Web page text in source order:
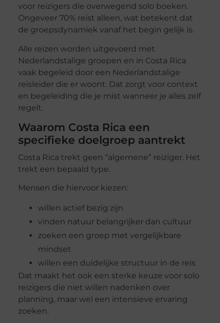
voor reizigers die overwegend solo boeken.
Ongeveer 70% reist alleen, wat betekent dat
de groepsdynamiek vanaf het begin gelijk is.
Alle reizen worden uitgevoerd met
Nederlandstalige groepen en in Costa Rica
vaak begeleid door een Nederlandstalige
reisleider die er woont. Dat zorgt voor context
en begeleiding die je mist wanneer je alles zelf
regelt.
Waarom Costa Rica een
specifieke doelgroep aantrekt
Costa Rica trekt geen “algemene” reiziger. Het
trekt een bepaald type.
Mensen die hiervoor kiezen:
willen actief bezig zijn
vinden natuur belangrijker dan cultuur
zoeken een groep met vergelijkbare
mindset
willen een duidelijke structuur in de reis
Dat maakt het ook een sterke keuze voor solo
reizigers die niet willen nadenken over
planning, maar wel een intensieve ervaring
zoeken.